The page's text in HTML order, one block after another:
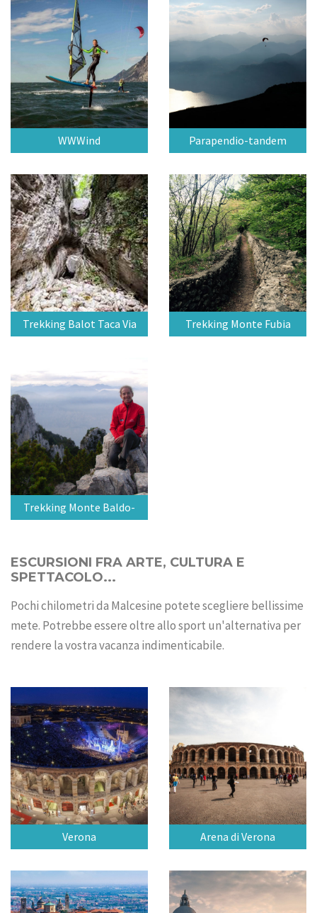
WWWind Parapendio-tandem
Trekking Balot Taca Via Trekking Monte Fubia
Trekking Monte Baldo-
Ventrar
ESCURSIONI FRA ARTE, CULTURA E
SPETTACOLO...
Pochi chilometri da Malcesine potete scegliere bellissime
mete. Potrebbe essere oltre allo sport un'alternativa per
rendere la vostra vacanza indimenticabile.
Verona Arena di Verona